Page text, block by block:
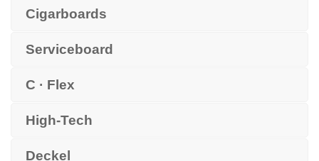
Cigarboards
Serviceboard
C · Flex
High-Tech
Deckel